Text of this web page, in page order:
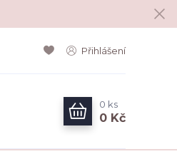
Přihlášení
0 ks
0 Kč